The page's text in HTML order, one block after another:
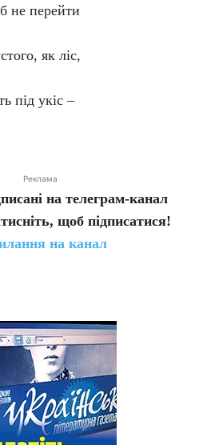
не перейти
як ліс,
під укіс –
Реклама
на телеграм-канал
щоб підписатися!
на канал